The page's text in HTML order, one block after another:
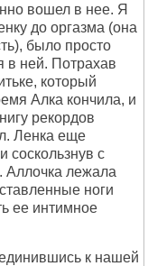
вошел в нее. Я
до оргазма (она
было просто
в ней. Потрахав
который
Алка кончила, и
рекордов
Ленка еще
соскользнув с
Аллочка лежала
ноги
ее интимное
к нашей